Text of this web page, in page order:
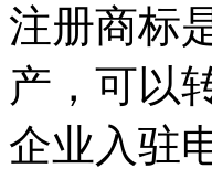
注册商标
产，可以
企业入驻